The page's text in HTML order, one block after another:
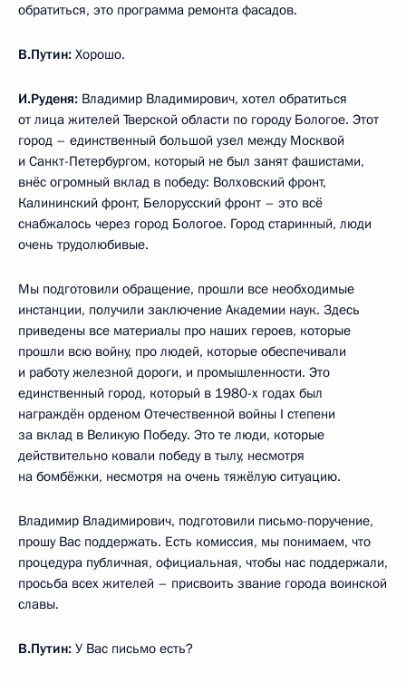
обратиться, это программа ремонта фасадов.
В.Путин: Хорошо.
И.Руденя: Владимир Владимирович, хотел обратиться
от лица жителей Тверской области по городу Бологое. Этот
город – единственный большой узел между Москвой
и Санкт-Петербургом, который не был занят фашистами,
внёс огромный вклад в победу: Волховский фронт,
Калининский фронт, Белорусский фронт – это всё
снабжалось через город Бологое. Город старинный, люди
очень трудолюбивые.
Мы подготовили обращение, прошли все необходимые
инстанции, получили заключение Академии наук. Здесь
приведены все материалы про наших героев, которые
прошли всю войну, про людей, которые обеспечивали
и работу железной дороги, и промышленности. Это
единственный город, который в 1980-х годах был
награждён орденом Отечественной войны I степени
за вклад в Великую Победу. Это те люди, которые
действительно ковали победу в тылу, несмотря
на бомбёжки, несмотря на очень тяжёлую ситуацию.
Владимир Владимирович, подготовили письмо-поручение,
прошу Вас поддержать. Есть комиссия, мы понимаем, что
процедура публичная, официальная, чтобы нас поддержали,
просьба всех жителей – присвоить звание города воинской
славы.
В.Путин: У Вас письмо есть?